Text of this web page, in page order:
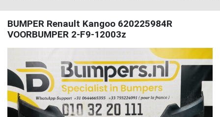
BUMPER Renault Kangoo 620225984R
VOORBUMPER 2-F9-12003z